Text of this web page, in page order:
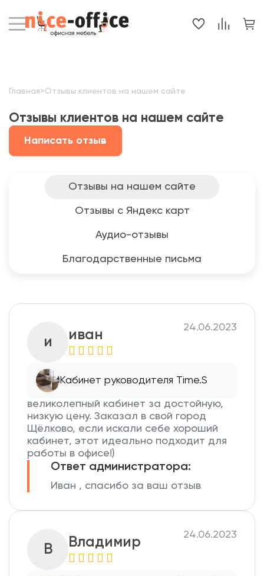
Главная>Отзывы клиентов на нашем сайте
Отзывы клиентов на нашем сайте
Написать отзыв
Отзывы на нашем сайте
Отзывы с Яндекс карт
Аудио-отзывы
Благодарственные письма
и иван
24.06.2023
Кабинет руководителя Time.S
великолепный кабинет за достойную,
низкую цену. Заказал в свой город
Щёлково, если искали себе хороший
кабинет, этот идеально подходит для
работы в офисе!)
Ответ администратора:
Иван , спасибо за ваш отзыв
В Владимир
24.06.2023